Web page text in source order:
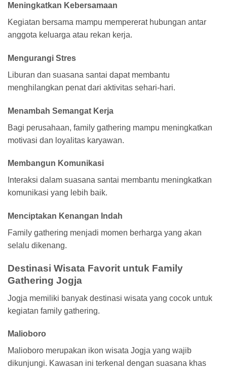
Meningkatkan Kebersamaan
Kegiatan bersama mampu mempererat hubungan antar
anggota keluarga atau rekan kerja.
Mengurangi Stres
Liburan dan suasana santai dapat membantu
menghilangkan penat dari aktivitas sehari-hari.
Menambah Semangat Kerja
Bagi perusahaan, family gathering mampu meningkatkan
motivasi dan loyalitas karyawan.
Membangun Komunikasi
Interaksi dalam suasana santai membantu meningkatkan
komunikasi yang lebih baik.
Menciptakan Kenangan Indah
Family gathering menjadi momen berharga yang akan
selalu dikenang.
Destinasi Wisata Favorit untuk Family
Gathering Jogja
Jogja memiliki banyak destinasi wisata yang cocok untuk
kegiatan family gathering.
Malioboro
Malioboro merupakan ikon wisata Jogja yang wajib
dikunjungi. Kawasan ini terkenal dengan suasana khas